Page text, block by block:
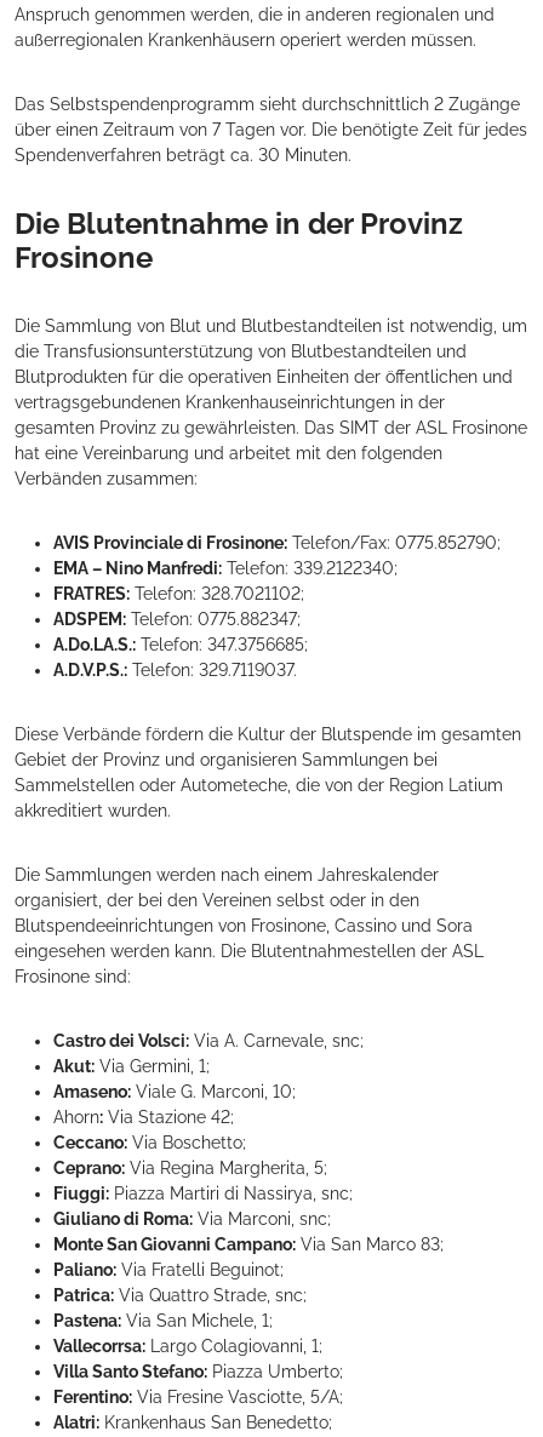
Anspruch genommen werden, die in anderen regionalen und
außerregionalen Krankenhäusern operiert werden müssen.
Das Selbstspendenprogramm sieht durchschnittlich 2 Zugänge
über einen Zeitraum von 7 Tagen vor. Die benötigte Zeit für jedes
Spendenverfahren beträgt ca. 30 Minuten.
Die Blutentnahme in der Provinz
Frosinone
Die Sammlung von Blut und Blutbestandteilen ist notwendig, um
die Transfusionsunterstützung von Blutbestandteilen und
Blutprodukten für die operativen Einheiten der öffentlichen und
vertragsgebundenen Krankenhauseinrichtungen in der
gesamten Provinz zu gewährleisten. Das SIMT der ASL Frosinone
hat eine Vereinbarung und arbeitet mit den folgenden
Verbänden zusammen:
AVIS Provinciale di Frosinone: Telefon/Fax: 0775.852790;
EMA – Nino Manfredi: Telefon: 339.2122340;
FRATRES: Telefon: 328.7021102;
ADSPEM: Telefon: 0775.882347;
A.Do.LA.S.: Telefon: 347.3756685;
A.D.V.P.S.: Telefon: 329.7119037.
Diese Verbände fördern die Kultur der Blutspende im gesamten
Gebiet der Provinz und organisieren Sammlungen bei
Sammelstellen oder Autometeche, die von der Region Latium
akkreditiert wurden.
Die Sammlungen werden nach einem Jahreskalender
organisiert, der bei den Vereinen selbst oder in den
Blutspendeeinrichtungen von Frosinone, Cassino und Sora
eingesehen werden kann. Die Blutentnahmestellen der ASL
Frosinone sind:
Castro dei Volsci: Via A. Carnevale, snc;
Akut: Via Germini, 1;
Amaseno: Viale G. Marconi, 10;
Ahorn: Via Stazione 42;
Ceccano: Via Boschetto;
Ceprano: Via Regina Margherita, 5;
Fiuggi: Piazza Martiri di Nassirya, snc;
Giuliano di Roma: Via Marconi, snc;
Monte San Giovanni Campano: Via San Marco 83;
Paliano: Via Fratelli Beguinot;
Patrica: Via Quattro Strade, snc;
Pastena: Via San Michele, 1;
Vallecorrsa: Largo Colagiovanni, 1;
Villa Santo Stefano: Piazza Umberto;
Ferentino: Via Fresine Vasciotte, 5/A;
Alatri: Krankenhaus San Benedetto;